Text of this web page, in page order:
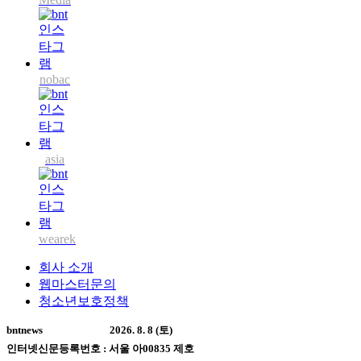
nobac
asia
wearek
회사 소개
웹마스터문의
청소년보호정책
bntnews
2026. 8. 8 (토)
인터넷신문등록번호 : 서울 아00835 제호